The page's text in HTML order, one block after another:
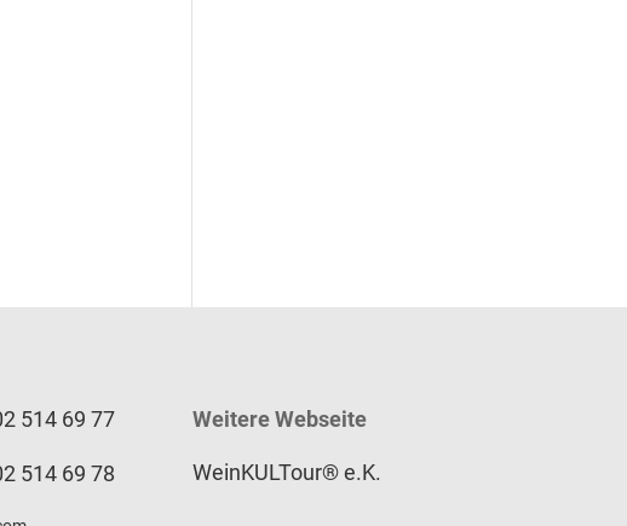
514 69 77
514 69 78
Weitere Webseite
WeinKULTour® e.K.